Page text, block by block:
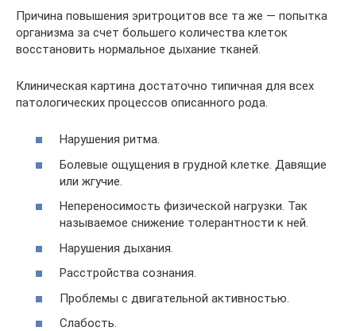
Причина повышения эритроцитов все та же — попытка
организма за счет большего количества клеток
восстановить нормальное дыхание тканей.
Клиническая картина достаточно типичная для всех
патологических процессов описанного рода.
Нарушения ритма.
Болевые ощущения в грудной клетке. Давящие
или жгучие.
Непереносимость физической нагрузки. Так
называемое снижение толерантности к ней.
Нарушения дыхания.
Расстройства сознания.
Проблемы с двигательной активностью.
Слабость.